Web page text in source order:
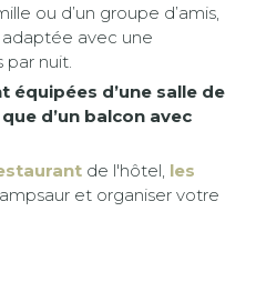
ou d’un groupe d’amis,
avec une
par nuit.
équipées d’une salle de
d’un balcon avec
de l'hôtel, les
et organiser votre